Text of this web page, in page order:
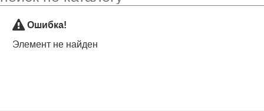
Ошибка!
Элемент не найден